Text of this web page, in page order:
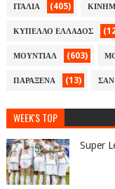
ΙΤΑΛΙΑ (405)
ΚΥΠΕΛΛΟ ΕΛΛΑΔΟΣ
ΜΟΥΝΤΙΑΛ (603)
ΠΑΡΑΞΕΝΑ (13)
WEEK'S TOP
Super